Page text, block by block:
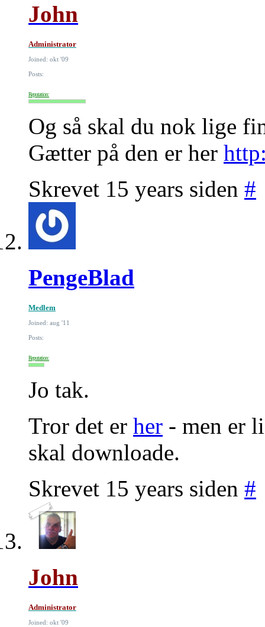
John
Administrator
Joined: okt '09
Posts:
Reputation:
Og så skal du nok lige
Gætter på den er her
Skrevet 15 years siden #
PengeBlad
Medlem
Joined: aug '11
Posts:
Reputation:
Jo tak.
Tror det er her - men er
skal downloade.
Skrevet 15 years siden #
John
Administrator
Joined: okt '09